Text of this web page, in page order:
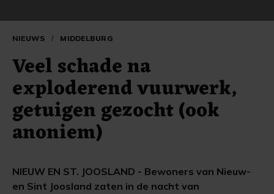
NIEUWS / MIDDELBURG
Veel schade na
exploderend vuurwerk,
getuigen gezocht (ook
anoniem)
NIEUW EN ST. JOOSLAND - Bewoners van Nieuw-
en Sint Joosland zaten in de nacht van